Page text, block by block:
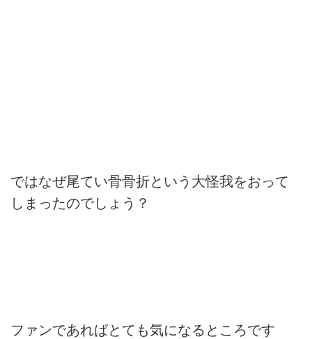
ではなぜ尾てい骨骨折という大怪我をおって
しまったのでしょう？
ファンであればとても気になるところです